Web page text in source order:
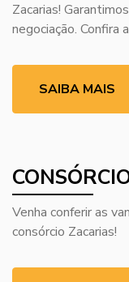
Zacarias!
negociação. Confira
SAIBA MAIS
Venha conferir as
consórcio Zacarias!